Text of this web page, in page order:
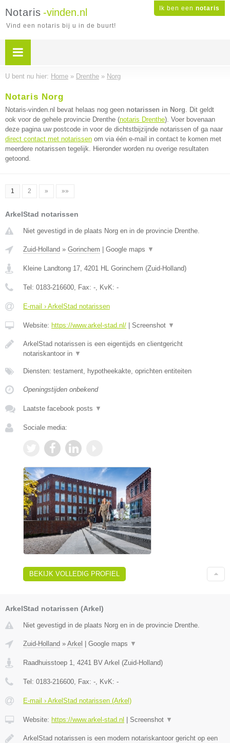
Ik ben een notaris
Notaris -vinden.nl
Vind een notaris bij u in de buurt!
U bent nu hier: Home » Drenthe » Norg
Notaris Norg
Notaris-vinden.nl bevat helaas nog geen notarissen in Norg. Dit geldt
ook voor de gehele provincie Drenthe (notaris Drenthe). Voer bovenaan
deze pagina uw postcode in voor de dichtstbijzijnde notarissen of ga naar
direct contact met notarissen om via één e-mail in contact te komen met
meerdere notarissen tegelijk. Hieronder worden nu overige resultaten
getoond.
1 2 » »»
ArkelStad notarissen
Niet gevestigd in de plaats Norg en in de provincie Drenthe.
Zuid-Holland » Gorinchem Google maps ▼
Kleine Landtong 17, 4201 HL Gorinchem (Zuid-Holland)
Tel: 0183-216600, Fax: -, KvK: -
E-mail › ArkelStad notarissen
Website: https://www.arkel-stad.nl/ Screenshot ▼
ArkelStad notarissen is een eigentijds en clientgericht
notariskantoor in ▼
Diensten: testament, hypotheekakte, oprichten entiteiten
Openingstijden onbekend
Laatste facebook posts ▼
Sociale media:
BEKIJK VOLLEDIG PROFIEL
ArkelStad notarissen (Arkel)
Niet gevestigd in de plaats Norg en in de provincie Drenthe.
Zuid-Holland » Arkel | Google maps ▼
Raadhuisstoep 1 4241 BV Arkel (Zuid-Holland)
Tel: 0183-216600 , Fax: - , KvK: -
E-mail › ArkelStad notarissen (Arkel)
Website: https://www.arkel-stad.nl | Screenshot ▼
ArkelStad notarissen is een modern notariskantoor gericht op een